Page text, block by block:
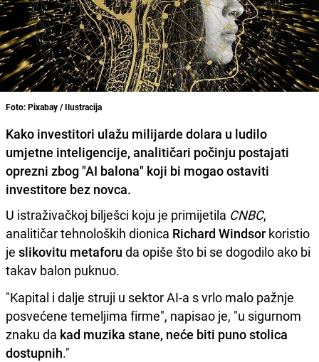
Foto: Pixabay / Ilustracija
Kako investitori ulažu milijarde dolara u ludilo
umjetne inteligencije, analitičari počinju postajati
oprezni zbog "AI balona" koji bi mogao ostaviti
investitore bez novca.
U istraživačkoj bilješci koju je primijetila CNBC,
analitičar tehnoloških dionica Richard Windsor koristio
je slikovitu metaforu da opiše što bi se dogodilo ako bi
takav balon puknuo.
"Kapital i dalje struji u sektor AI-a s vrlo malo pažnje
posvećene temeljima firme", napisao je, "u sigurnom
znaku da kad muzika stane, neće biti puno stolica
dostupnih."